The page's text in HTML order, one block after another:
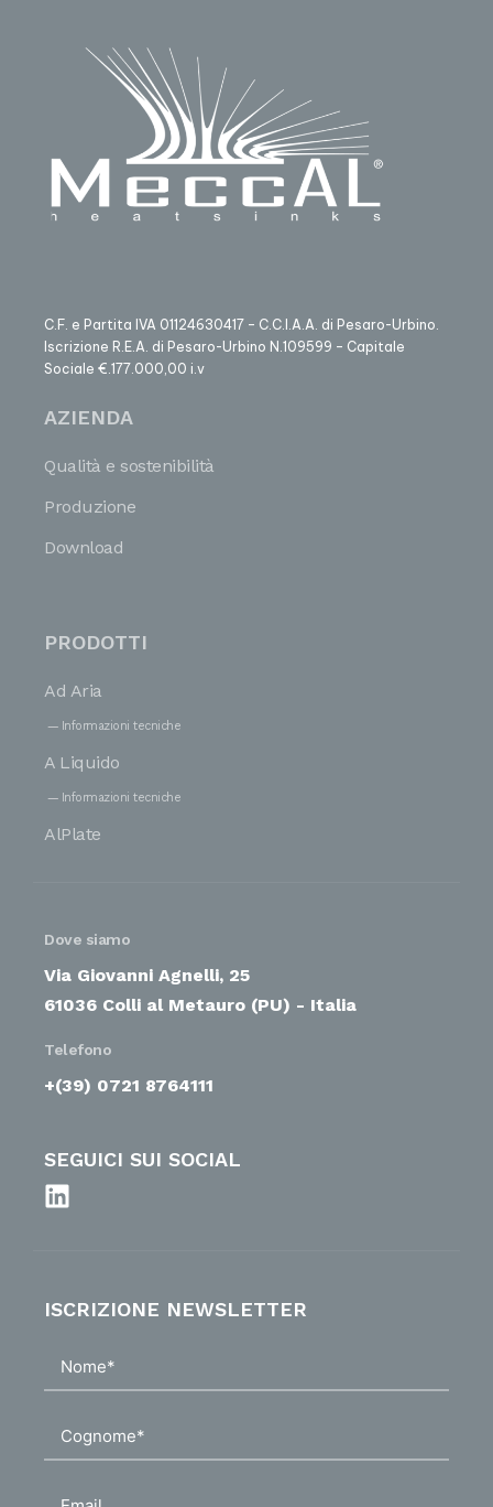
C.F. e Partita IVA 01124630417 – C.C.I.A.A. di Pesaro-Urbino.
Iscrizione R.E.A. di Pesaro-Urbino N.109599 – Capitale
Sociale €.177.000,00 i.v
AZIENDA
Qualità e sostenibilità
Produzione
Download
PRODOTTI
Ad Aria
Informazioni tecniche
A Liquido
Informazioni tecniche
AlPlate
Dove siamo
Via Giovanni Agnelli, 25
61036 Colli al Metauro (PU) - Italia
Telefono
+(39) 0721 8764111
SEGUICI SUI SOCIAL
ISCRIZIONE NEWSLETTER